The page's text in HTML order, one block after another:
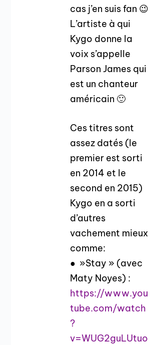
cas j’en suis fan 😉
L’artiste à qui
Kygo donne la
voix s’appelle
Parson James qui
est un chanteur
américain 🙂
Ces titres sont
assez datés (le
premier est sorti
en 2014 et le
second en 2015)
Kygo en a sorti
d’autres
vachement mieux
comme:
● »Stay » (avec
Maty Noyes) :
https://www.you
tube.com/watch
?
v=WUG2guLUtuo